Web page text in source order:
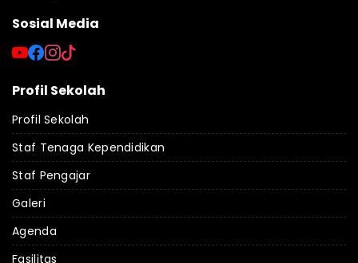
Sosial Media
Profil Sekolah
Profil Sekolah
Staf Tenaga Kependidikan
Staf Pengajar
Galeri
Agenda
Fasilitas